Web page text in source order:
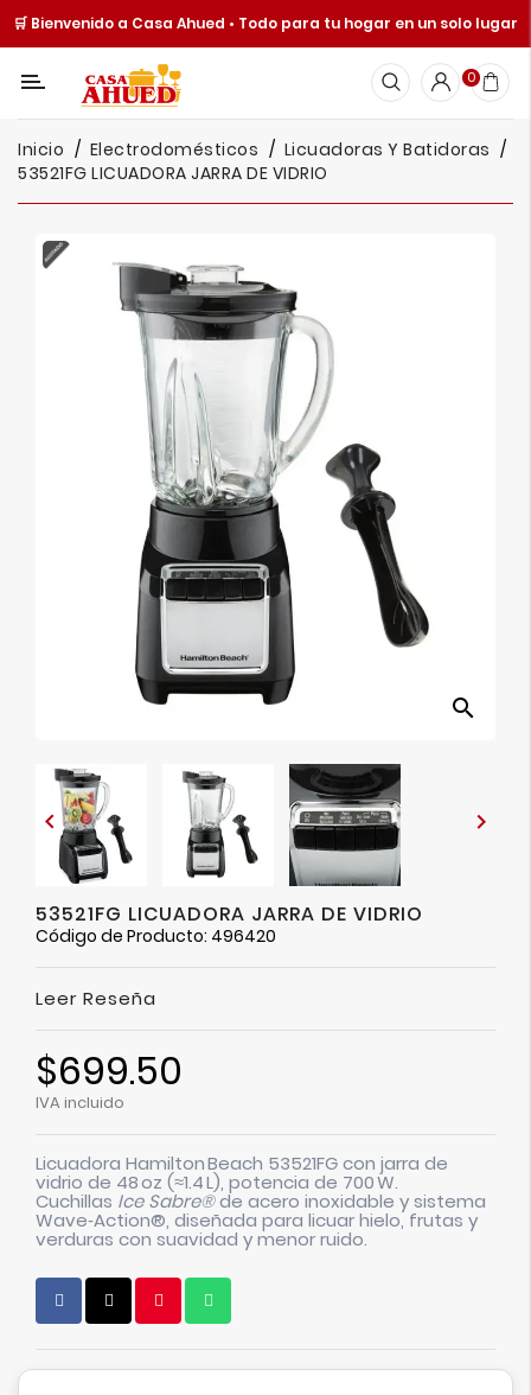
🛒 Bienvenido a Casa Ahued • Todo para tu hogar en un solo lugar
Categoría
Cocina
Y
Mesa
Hogar
0
Inicio Electrodomésticos
Licuadoras Y Batidoras
53521FG LICUADORA JARRA DE VIDRIO
search
 
53521FG LICUADORA JARRA DE VIDRIO
Código de Producto: 496420
Leer Reseña
$699.50
IVA incluido
Licuadora Hamilton Beach 53521FGcon jarra de
vidrio de 48 oz (≈1.4 L), potencia de 700 W.
Cuchillas Ice Sabre®de acero inoxidable y sistema
Wave‑Action®, diseñada para licuar hielo, frutas y
verduras con suavidad y menor ruido.